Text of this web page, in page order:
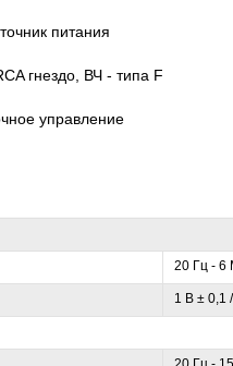
питания
гнездо, ВЧ - типа F
управление
20 Гц - 6
1 В ± 0,1